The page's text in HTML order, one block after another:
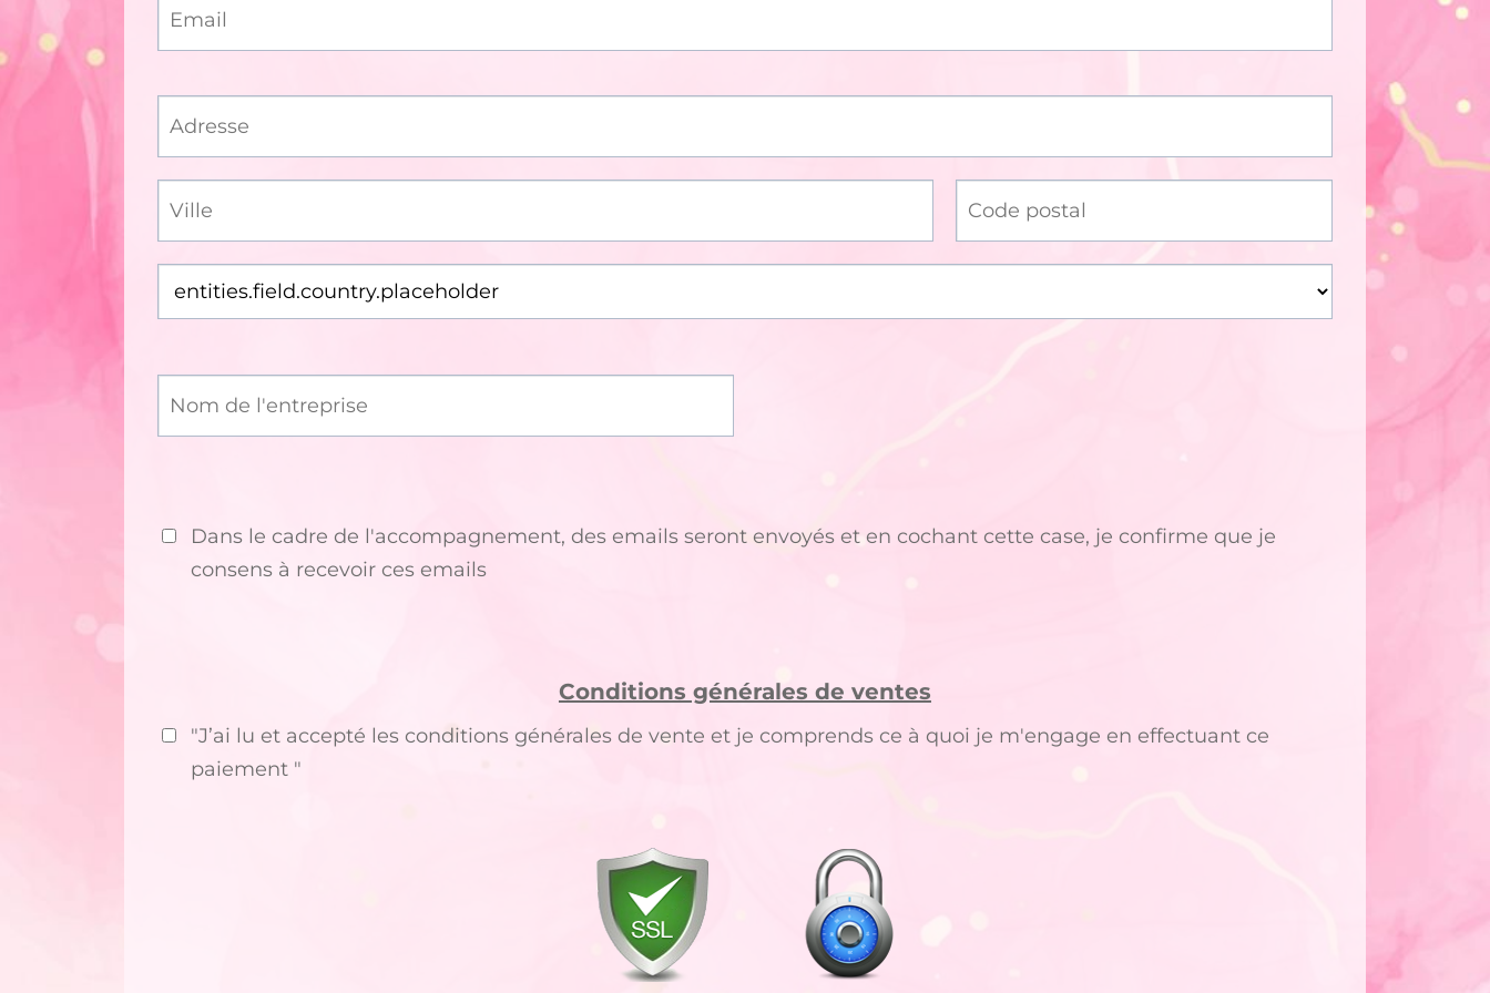
Dans le cadre de l'accompagnement, des emails seront envoyés et en cochant cette case, je confirme que je
consens à recevoir ces emails
Conditions générales de ventes
"J’ai lu et accepté les conditions générales de vente et je comprends ce à quoi je m'engage en effectuant ce
paiement "